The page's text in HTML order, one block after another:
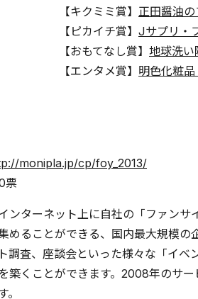
【キクミミ賞】 正田醤油
【ピカイチ賞】 Jサプリ・
【おもてなし賞】 地球洗い
【エンタメ賞】 明色化粧
monipla.jp/cp/foy_2013/
票
ンターネット上に自社の「ファン
めることができる、国内最大規模
調査、座談会といった様々な「イ
築くことができます。2008年のサ